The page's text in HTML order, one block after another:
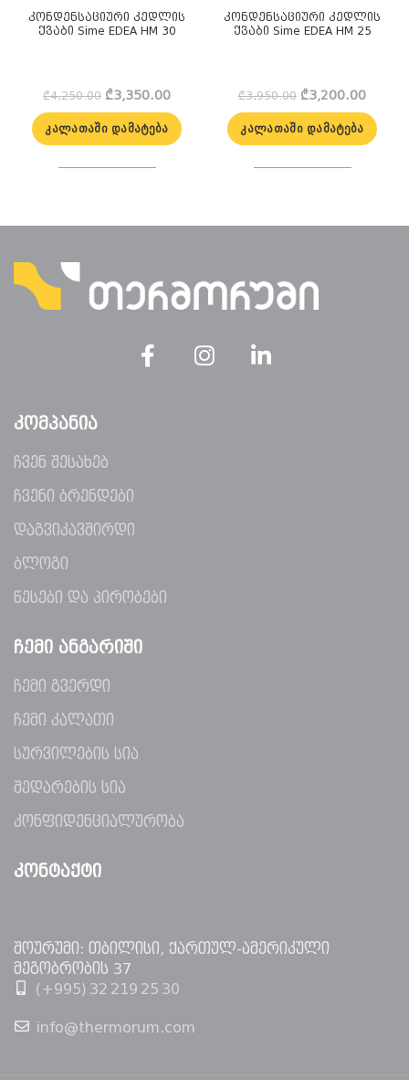
კონდენსაციური კედლის
ქვაბი Sime EDEA HM 30
₾4,250.00 Original
price
was:
₾4,250.00.
₾3,350.00Current
price
is:
₾3,350.00.
ᲙᲐᲚᲐᲗᲐᲨᲘ ᲓᲐᲛᲐᲢᲔᲑᲐ
კონდენსაციური კედლის
ქვაბი Sime EDEA HM 25
₾3,950.00 Original
price
was:
₾3,950.00.
₾3,200.00
price
is:
ᲙᲐᲚᲐᲗᲐᲨᲘ ᲓᲐᲛᲐᲢᲔᲑᲐ
ᲙᲝᲛᲞᲐᲜᲘᲐ
ჩვენ შესახებ
ჩვენი ბრენდები
დაგვიკავშირდი
ბლოგი
წესები და პირობები
ᲩᲔᲛᲘ ᲐᲜᲒᲐᲠᲘᲨᲘ
ჩემი გვერდი
ჩემი კალათი
სურვილების სია
შედარების სია
კონფიდენციალურობა
ᲙᲝᲜᲢᲐᲥᲢᲘ
შოურუმი: თბილისი, ქართულ-ამერიკული
მეგობრობის 37
(+995) 32 219 25 30
info@thermorum.com